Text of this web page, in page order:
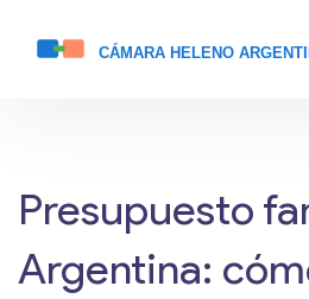
Presupuesto
Argentina: